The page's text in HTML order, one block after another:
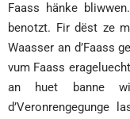
Faass hänke
benotzt. Fir dëst ze
Waasser an d’Faass
vum Faass
an huet banne
d’Veronrengegunge